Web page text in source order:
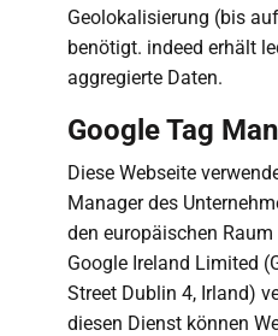
Geolokalisierung (bis
benötigt. indeed erhält
aggregierte Daten.
Google Tag
Diese Webseite
Manager des
den europäischen
Google Ireland Limited
Street Dublin 4, Irland)
diesen Dienst können